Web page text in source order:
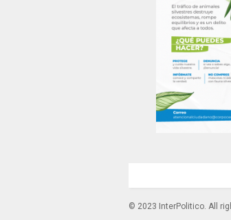
© 2023 InterPolitico. All